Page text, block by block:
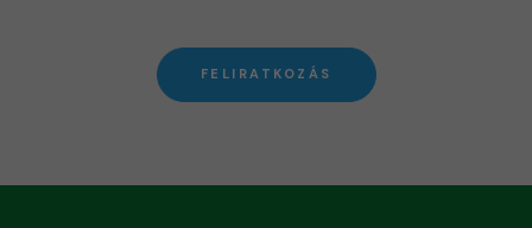
FELIRATKOZÁS